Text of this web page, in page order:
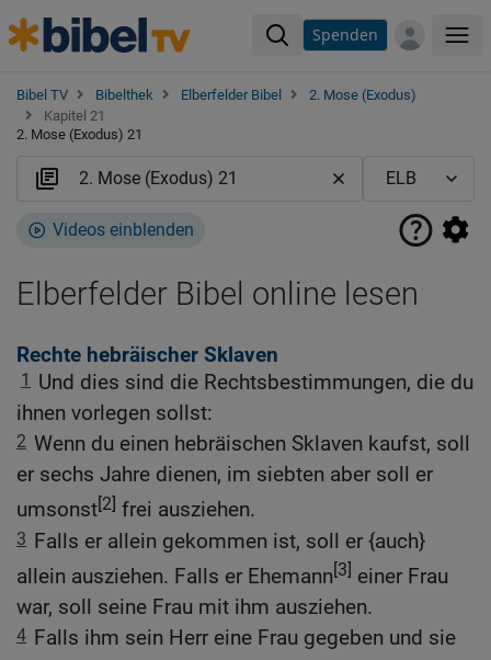
Spenden
Bibel TV Bibelthek Elberfelder Bibel
2. Mose (Exodus)
Kapitel 21
2. Mose (Exodus) 21
Videos einblenden
Elberfelder Bibel online lesen
Rechte hebräischer Sklaven
1
Und dies sind die Rechtsbestimmungen, die du
ihnen vorlegen sollst:
2 Wenn du einen hebräischen Sklaven kaufst, soll
er sechs Jahre dienen, im siebten aber soll er
umsonst[2] frei ausziehen.
3 Falls er allein gekommen ist, soll er {auch}
allein ausziehen. Falls er Ehemann[3] einer Frau
war, soll seine Frau mit ihm ausziehen.
4 Falls ihm sein Herr eine Frau gegeben und sie